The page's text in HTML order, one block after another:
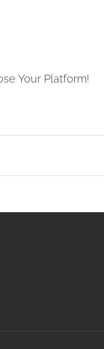
Your Platform!